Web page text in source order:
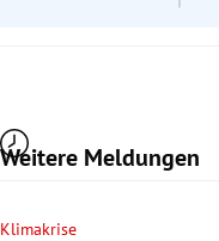
Weitere Meldungen
Klimakrise